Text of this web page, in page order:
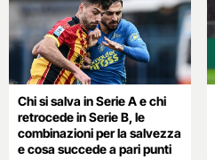
Chi si salva in Serie A e chi
retrocede in Serie B, le
combinazioni per la salvezza
e cosa succede a pari punti